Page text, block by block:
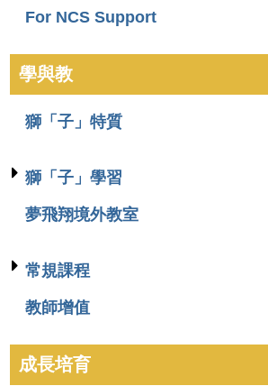
For NCS Support
學與教
獅「子」特質
獅「子」學習
夢飛翔境外教室
常規課程
教師增值
成長培育